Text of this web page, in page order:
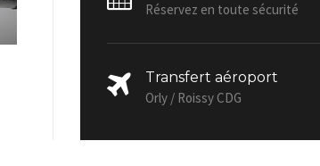
Réservez en toute sécurité
Transfert aéroport
Orly / Roissy CDG